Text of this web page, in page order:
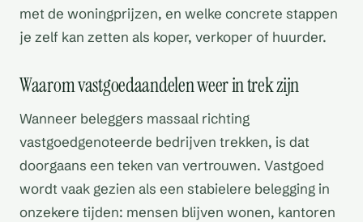
met de woningprijzen, en welke concrete stappen
je zelf kan zetten als koper, verkoper of huurder.
Waarom vastgoedaandelen weer in trek zijn
Wanneer beleggers massaal richting
vastgoedgenoteerde bedrijven trekken, is dat
doorgaans een teken van vertrouwen. Vastgoed
wordt vaak gezien als een stabielere belegging in
onzekere tijden: mensen blijven wonen, kantoren